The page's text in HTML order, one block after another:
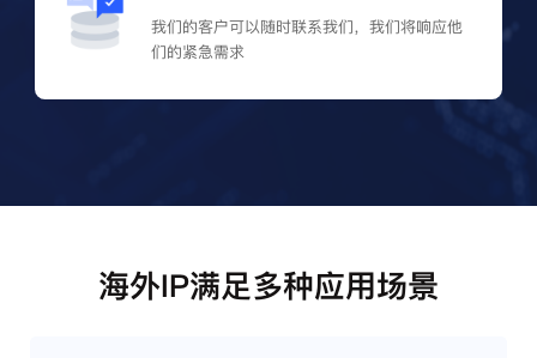
我们的客户可以随时联系我们，我们将响应他
们的紧急需求
海外IP满足多种应用场景